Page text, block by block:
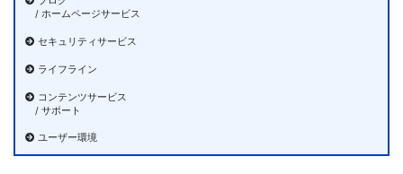
/ ホームページサービス
セキュリティサービス
ライフライン
コンテンツサービス
/ サポート
ユーザー環境